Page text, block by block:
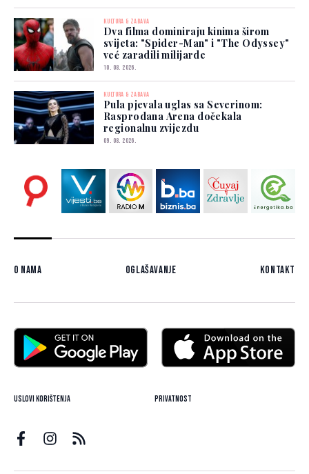
KULTURA & ZABAVA
Dva filma dominiraju kinima širom
svijeta: "Spider-Man" i "The Odyssey"
već zaradili milijarde
10. 08. 2026.
KULTURA & ZABAVA
Pula pjevala uglas sa Severinom:
Rasprodana Arena dočekala
regionalnu zvijezdu
09. 08. 2026.
O nama Oglašavanje Kontakt
Uslovi korištenja Privatnost